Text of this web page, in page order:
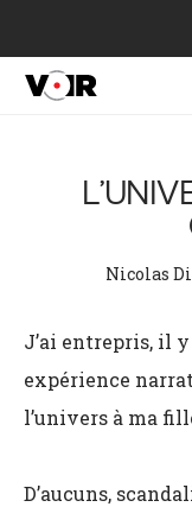
Nicolas
J’ai entrepris, il
expérience
l’univers à ma
D’aucuns,